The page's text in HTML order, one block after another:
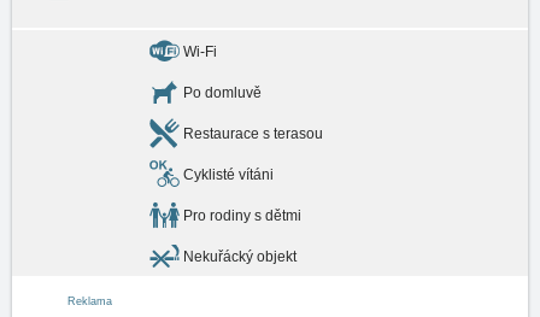
Wi-Fi
Po domluvě
Restaurace s terasou
Cyklisté vítáni
Pro rodiny s dětmi
Nekuřácký objekt